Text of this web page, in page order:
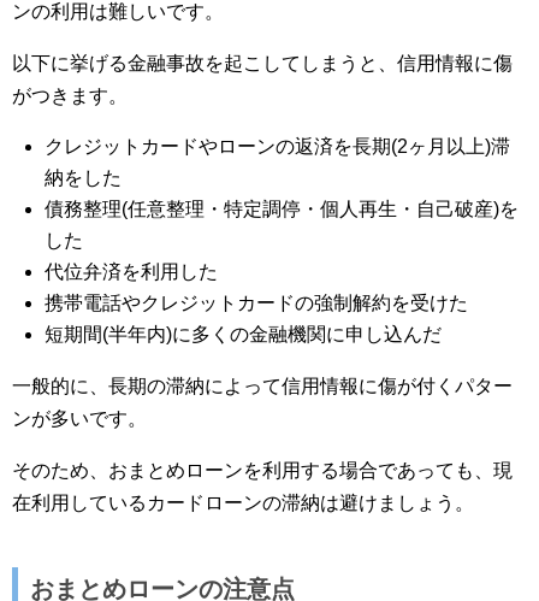
ンの利用は難しいです。
以下に挙げる金融事故を起こしてしまうと、信用情報に傷
がつきます。
クレジットカードやローンの返済を長期(2ヶ月以上)滞
納をした
債務整理(任意整理・特定調停・個人再生・自己破産)を
した
代位弁済を利用した
携帯電話やクレジットカードの強制解約を受けた
短期間(半年内)に多くの金融機関に申し込んだ
一般的に、長期の滞納によって信用情報に傷が付くパター
ンが多いです。
そのため、おまとめローンを利用する場合であっても、現
在利用しているカードローンの滞納は避けましょう。
おまとめローンの注意点